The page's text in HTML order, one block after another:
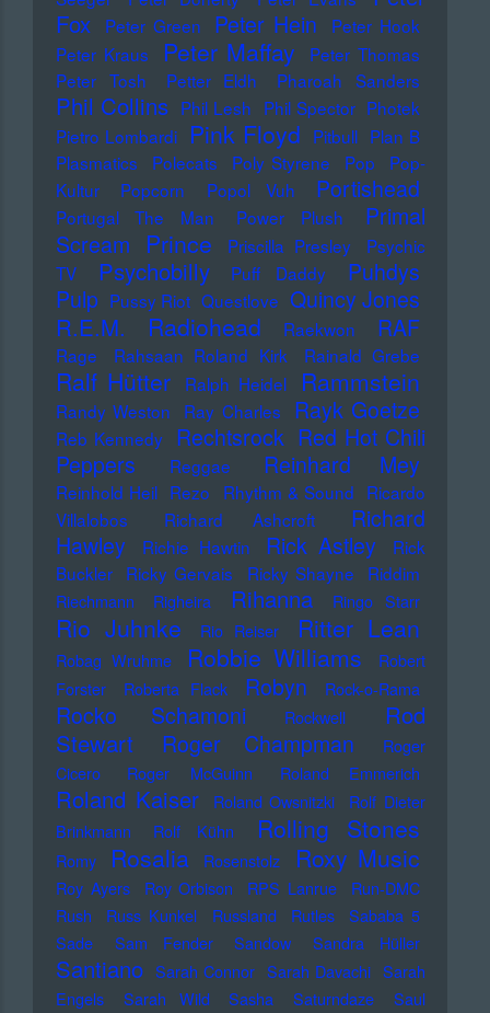
Fox
Peter Green Peter Hein
Peter Hook
Peter Kraus
Peter Maffay
Peter Thomas
Peter Tosh
Petter Eldh Pharoah Sanders
Phil Collins Phil Lesh Phil Spector Photek
Pietro Lombardi
Pink Floyd Pitbull Plan B
Plasmatics
Polecats Poly Styrene Pop
Pop-
Kultur
Popcorn Popol Vuh Portishead
Portugal The Man Power Plush
Primal
Scream
Prince Priscilla Presley
Psychic
TV
Psychobilly Puff Daddy
Puhdys
Pulp Pussy Riot Questlove Quincy Jones
R.E.M. Radiohead Raekwon RAF
Rage Rahsaan Roland Kirk Rainald Grebe
Ralf Hütter Ralph Heidel Rammstein
Randy Weston Ray Charles Rayk Goetze
Reb Kennedy Rechtsrock Red Hot Chili
Peppers
Reggae Reinhard Mey
Reinhold Heil Rezo Rhythm & Sound Ricardo
Villalobos
Richard Ashcroft
Richard
Hawley
Richie Hawtin Rick Astley
Rick
Buckler
Ricky Gervais Ricky Shayne Riddim
Riechmann Righeira Rihanna Ringo Starr
Rio Juhnke Rio Reiser Ritter Lean
Robag Wruhme Robbie Williams
Robert
Forster
Roberta Flack Robyn Rock-o-Rama
Rocko Schamoni Rockwell
Rod
Stewart
Roger Champman
Roger
Cicero
Roger McGuinn Roland Emmerich
Roland Kaiser Roland Owsnitzki
Rolf Dieter
Brinkmann
Rolf Kühn Rolling Stones
Romy Rosalia Rosenstolz Roxy Music
Roy Ayers Roy Orbison RPS Lanrue
Run-DMC
Rush
Russ Kunkel Russland Rutles
Sababa 5
Sade
Sam Fender Sandow Sandra Hüller
Santiano Sarah Connor Sarah Davachi Sarah
Engels
Sarah Wild Sasha Saturndaze
Saul